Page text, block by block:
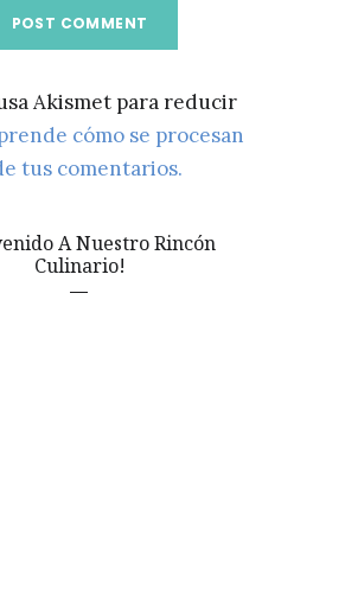
Akismet para reducir
cómo se procesan
tus comentarios.
A Nuestro Rincón
Culinario!